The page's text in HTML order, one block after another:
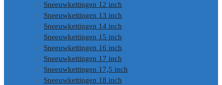
Sneeuwkettingen 12 inch
Sneeuwkettingen 13 inch
Sneeuwkettingen 14 inch
Sneeuwkettingen 15 inch
Sneeuwkettingen 16 inch
Sneeuwkettingen 17 inch
Sneeuwkettingen 17,5 inch
Sneeuwkettingen 18 inch